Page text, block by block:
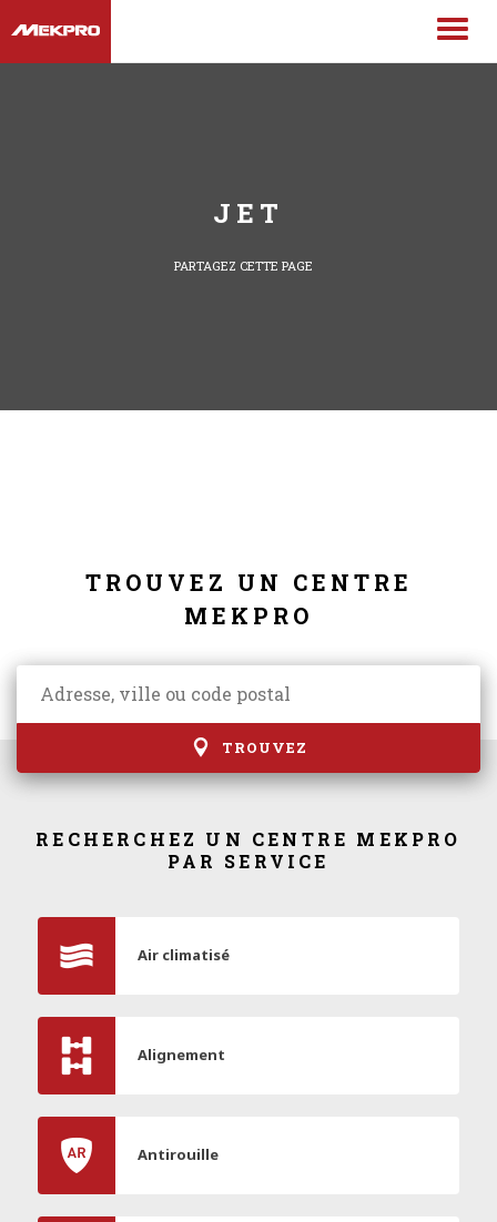
JET
PARTAGEZ CETTE PAGE
TROUVEZ UN CENTRE
MEKPRO
TROUVEZ
RECHERCHEZ UN CENTRE MEKPRO
PAR SERVICE
Air climatisé
Alignement
Antirouille